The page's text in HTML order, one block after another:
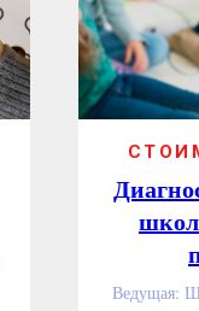
Ведущая: